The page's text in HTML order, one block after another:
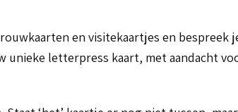
en visitekaartjes en bespreek
unieke letterpress kaart, met aandacht